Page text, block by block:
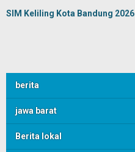
SIM Keliling Kota Bandung 2026
berita
jawa barat
Berita lokal